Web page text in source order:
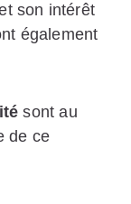
son intérêt
également
sont au
de ce